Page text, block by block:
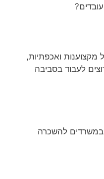
מקצוענות ואכפתיות,
לעבוד בסביבה
במשרדים להשכרה